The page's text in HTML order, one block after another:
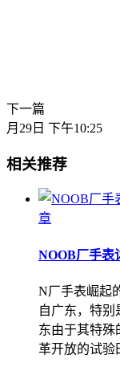
下一篇
月29日 下午10:25
相关推荐
章
NOOB厂手表
N厂手表崛起
自广东，特别
东由于其特殊
革开放的试验